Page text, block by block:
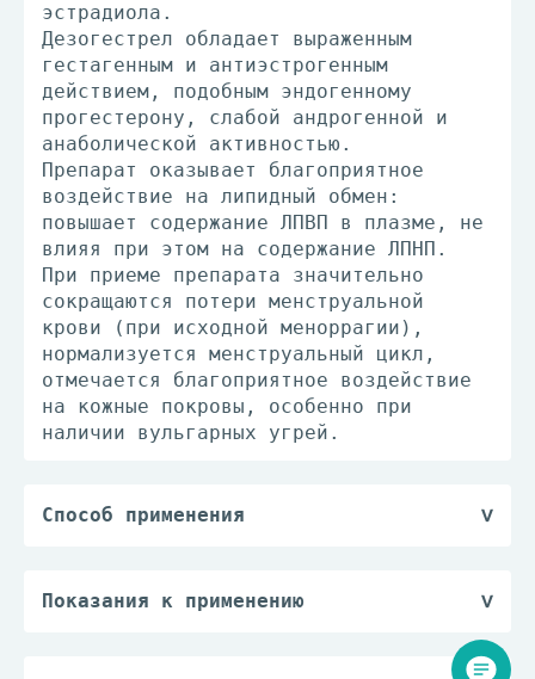
эстрадиола.
Дезогестрел обладает выраженным
гестагенным и антиэстрогенным
действием, подобным эндогенному
прогестерону, слабой андрогенной и
анаболической активностью.
Препарат оказывает благоприятное
воздействие на липидный обмен:
повышает содержание ЛПВП в плазме, не
влияя при этом на содержание ЛПНП.
При приеме препарата значительно
сокращаются потери менструальной
крови (при исходной меноррагии),
нормализуется менструальный цикл,
отмечается благоприятное воздействие
на кожные покровы, особенно при
наличии вульгарных угрей.
Способ применения
менструального цикла. Назначают по 1
Показания к применению